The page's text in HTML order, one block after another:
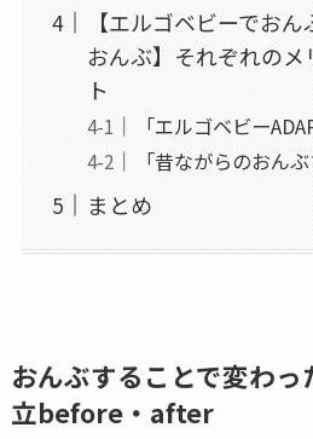
【エルゴベビーでお
おんぶ】それぞれのメ
ト
「エルゴベビー
「昔ながらのおん
まとめ
おんぶすることで変わ
立before・after